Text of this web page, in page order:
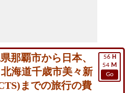
56 H
54 M
Go
那覇市から日本、
北海道千歳市美々新
までの旅行の費